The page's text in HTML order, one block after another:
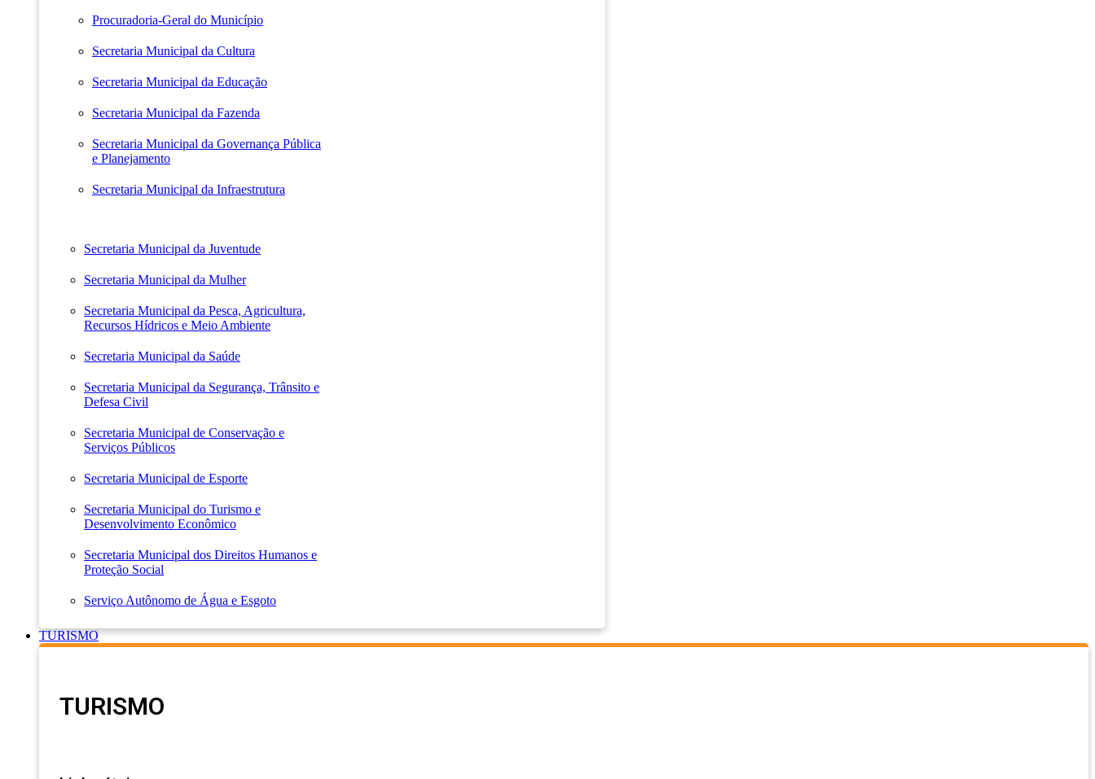
Procuradoria-Geral do Município
Secretaria Municipal da Cultura
Secretaria Municipal da Educação
Secretaria Municipal da Fazenda
Secretaria Municipal da Governança Pública
e Planejamento
Secretaria Municipal da Infraestrutura
Secretaria Municipal da Juventude
Secretaria Municipal da Mulher
Secretaria Municipal da Pesca, Agricultura,
Recursos Hídricos e Meio Ambiente
Secretaria Municipal da Saúde
Secretaria Municipal da Segurança, Trânsito e
Defesa Civil
Secretaria Municipal de Conservação e
Serviços Públicos
Secretaria Municipal de Esporte
Secretaria Municipal do Turismo e
Desenvolvimento Econômico
Secretaria Municipal dos Direitos Humanos e
Proteção Social
Serviço Autônomo de Água e Esgoto
TURISMO
TURISMO